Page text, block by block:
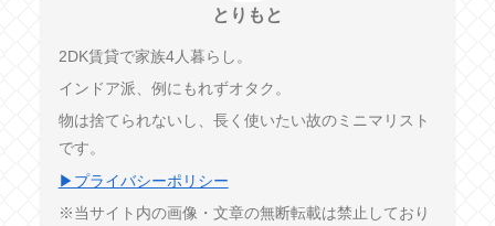
とりもと
2DK賃貸で家族4人暮らし。
インドア派、例にもれずオタク。
物は捨てられないし、長く使いたい故のミニマリスト
です。
▶プライバシーポリシー
※当サイト内の画像・文章の無断転載は禁止しており